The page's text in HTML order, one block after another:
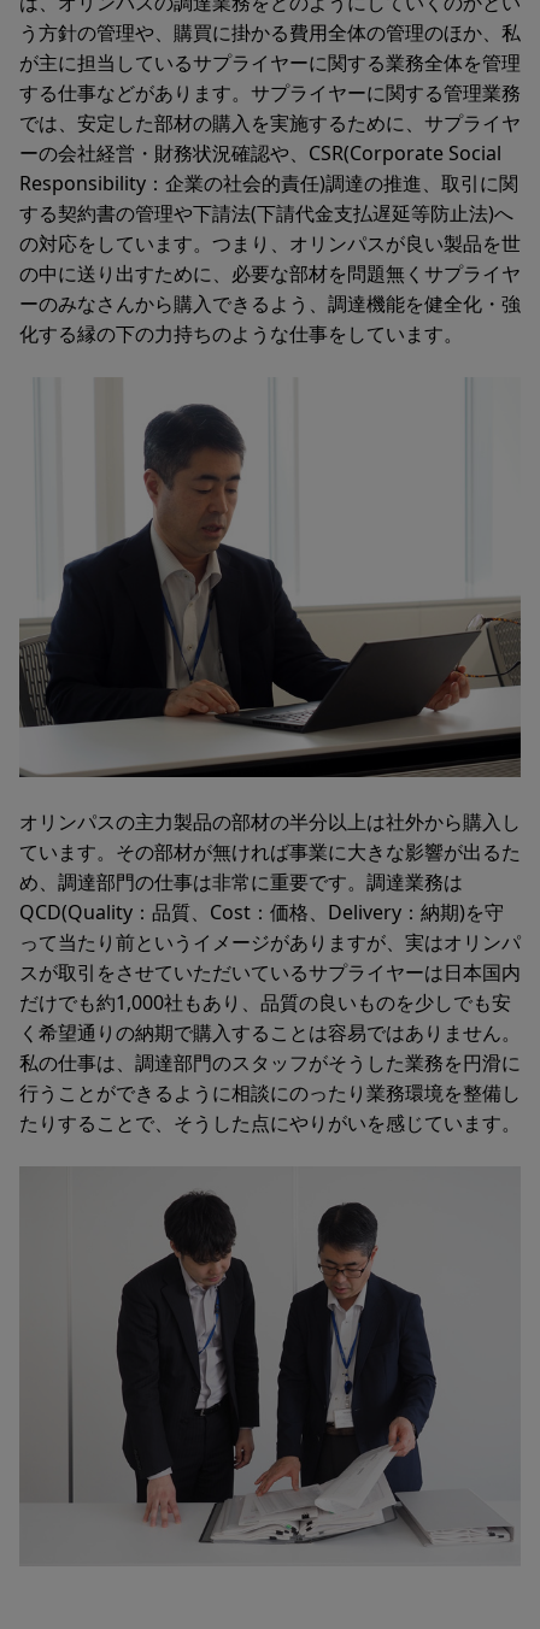
う方針の管理や、購買に掛かる費用全体の管理のほか、私
が主に担当しているサプライヤーに関する業務全体を管理
する仕事などがあります。サプライヤーに関する管理業務
では、安定した部材の購入を実施するために、サプライヤ
ーの会社経営・財務状況確認や、CSR(Corporate Social
Responsibility：企業の社会的責任)調達の推進、取引に関
する契約書の管理や下請法(下請代金支払遅延等防止法)へ
の対応をしています。つまり、オリンパスが良い製品を世
の中に送り出すために、必要な部材を問題無くサプライヤ
ーのみなさんから購入できるよう、調達機能を健全化・強
化する縁の下の力持ちのような仕事をしています。
オリンパスの主力製品の部材の半分以上は社外から購入し
ています。その部材が無ければ事業に大きな影響が出るた
め、調達部門の仕事は非常に重要です。調達業務は
QCD(Quality：品質、Cost：価格、Delivery：納期)を守
って当たり前というイメージがありますが、実はオリンパ
スが取引をさせていただいているサプライヤーは日本国内
だけでも約1,000社もあり、品質の良いものを少しでも安
く希望通りの納期で購入することは容易ではありません。
私の仕事は、調達部門のスタッフがそうした業務を円滑に
行うことができるように相談にのったり業務環境を整備し
たりすることで、そうした点にやりがいを感じています。